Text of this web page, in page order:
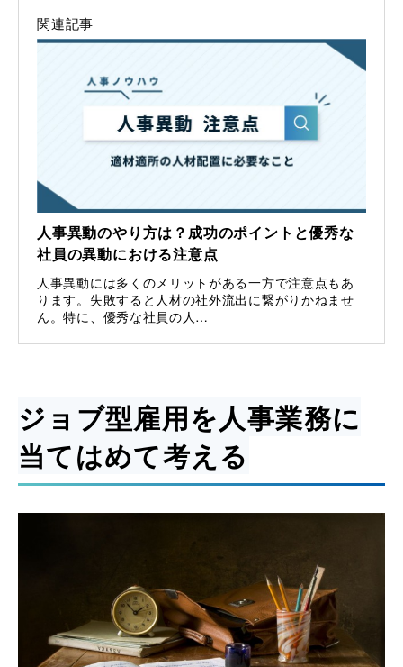
関連記事
人事異動のやり方は？成功のポイントと優秀な
社員の異動における注意点
人事異動には多くのメリットがある一方で注意点もあ
ります。失敗すると人材の社外流出に繋がりかねませ
ん。特に、優秀な社員の人…
ジョブ型雇用を人事業務に
当てはめて考える